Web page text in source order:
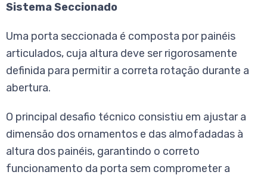
Sistema Seccionado
Uma porta seccionada é composta por painéis
articulados, cuja altura deve ser rigorosamente
definida para permitir a correta rotação durante a
abertura.
O principal desafio técnico consistiu em ajustar a
dimensão dos ornamentos e das almofadadas à
altura dos painéis, garantindo o correto
funcionamento da porta sem comprometer a